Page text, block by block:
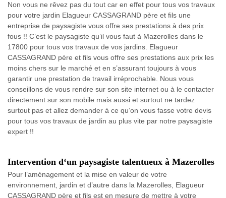
Non vous ne rêvez pas du tout car en effet pour tous vos travaux
pour votre jardin Elagueur CASSAGRAND père et fils une
entreprise de paysagiste vous offre ses prestations à des prix
fous !! C’est le paysagiste qu’il vous faut à Mazerolles dans le
17800 pour tous vos travaux de vos jardins. Elagueur
CASSAGRAND père et fils vous offre ses prestations aux prix les
moins chers sur le marché et en s’assurant toujours à vous
garantir une prestation de travail irréprochable. Nous vous
conseillons de vous rendre sur son site internet ou à le contacter
directement sur son mobile mais aussi et surtout ne tardez
surtout pas et allez demander à ce qu’on vous fasse votre devis
pour tous vos travaux de jardin au plus vite par notre paysagiste
expert !!
Intervention d‘un paysagiste talentueux à Mazerolles
Pour l’aménagement et la mise en valeur de votre
environnement, jardin et d’autre dans la Mazerolles, Elagueur
CASSAGRAND père et fils est en mesure de mettre à votre